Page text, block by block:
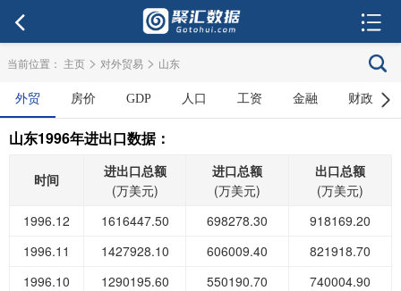
当前位置： 主页 > 对外贸易 > 山东
外贸 房价 GDP 人口 工资 金融 财政
山东1996年进出口数据：
时间
进出口总额
(万美元)
进口总额
(万美元)
出口总额
(万美元)
1996.12
1616447.50 698278.30
918169.20
1996.11
1427928.10 606009.40
821918.70
1996.10
1290195.60 550190.70
740004.90